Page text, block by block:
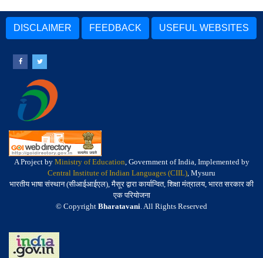
DISCLAIMER FEEDBACK USEFUL WEBSITES
A Project by Ministry of Education, Government of India, Implemented by
Central Institute of Indian Languages (CIIL), Mysuru
भारतीय भाषा संस्थान (सीआईआईएल), मैसूर द्वारा कार्यान्वित, शिक्षा मंत्रालय, भारत सरकार की
एक परियोजना
© Copyright Bharatavani. All Rights Reserved